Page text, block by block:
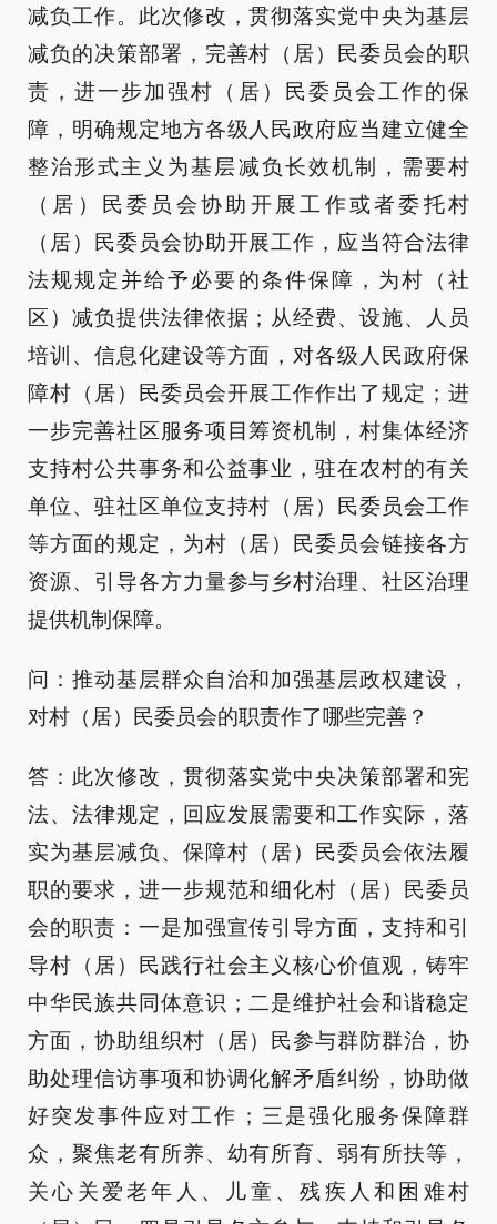
减负工作。此次修改，贯彻落实党中央为基层
减负的决策部署，完善村（居）民委员会的职
责，进一步加强村（居）民委员会工作的保
障，明确规定地方各级人民政府应当建立健全
整治形式主义为基层减负长效机制，需要村
（居）民委员会协助开展工作或者委托村
（居）民委员会协助开展工作，应当符合法律
法规规定并给予必要的条件保障，为村（社
区）减负提供法律依据；从经费、设施、人员
培训、信息化建设等方面，对各级人民政府保
障村（居）民委员会开展工作作出了规定；进
一步完善社区服务项目筹资机制，村集体经济
支持村公共事务和公益事业，驻在农村的有关
单位、驻社区单位支持村（居）民委员会工作
等方面的规定，为村（居）民委员会链接各方
资源、引导各方力量参与乡村治理、社区治理
提供机制保障。
问：推动基层群众自治和加强基层政权建设，
对村（居）民委员会的职责作了哪些完善？
答：此次修改，贯彻落实党中央决策部署和宪
法、法律规定，回应发展需要和工作实际，落
实为基层减负、保障村（居）民委员会依法履
职的要求，进一步规范和细化村（居）民委员
会的职责：一是加强宣传引导方面，支持和引
导村（居）民践行社会主义核心价值观，铸牢
中华民族共同体意识；二是维护社会和谐稳定
方面，协助组织村（居）民参与群防群治，协
助处理信访事项和协调化解矛盾纠纷，协助做
好突发事件应对工作；三是强化服务保障群
众，聚焦老有所养、幼有所育、弱有所扶等，
关心关爱老年人、儿童、残疾人和困难村